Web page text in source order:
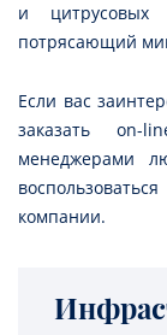
и цитрусовых
потрясающий
Если вас
заказать on-
менеджерами
компании.